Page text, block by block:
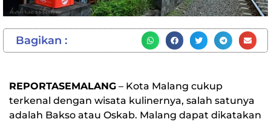
Bagikan :
REPORTASEMALANG – Kota Malang cukup
terkenal dengan wisata kulinernya, salah satunya
adalah Bakso atau Oskab. Malang dapat dikatakan